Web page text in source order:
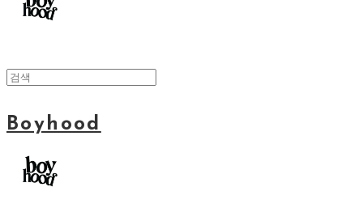
Boyhood